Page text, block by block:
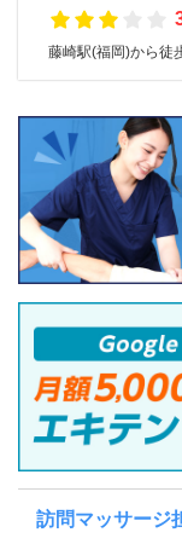
藤崎駅(福岡)から徒
訪問マッサージ